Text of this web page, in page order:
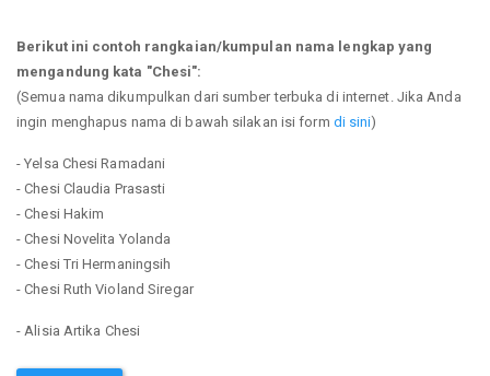
Berikut ini contoh rangkaian/kumpulan nama lengkap yang
mengandung kata "Chesi":
(Semua nama dikumpulkan dari sumber terbuka di internet. Jika Anda
ingin menghapus nama di bawah silakan isi form di sini)
- Yelsa Chesi Ramadani
- Chesi Claudia Prasasti
- Chesi Hakim
- Chesi Novelita Yolanda
- Chesi Tri Hermaningsih
- Chesi Ruth Violand Siregar
- Alisia Artika Chesi